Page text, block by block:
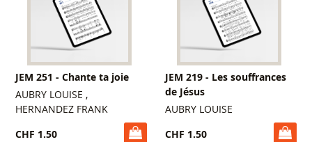
JEM 251 - Chante ta joie
AUBRY LOUISE ,
HERNANDEZ FRANK
CHF 1.50
JEM 219 - Les souffrances
de Jésus
AUBRY LOUISE
CHF 1.50